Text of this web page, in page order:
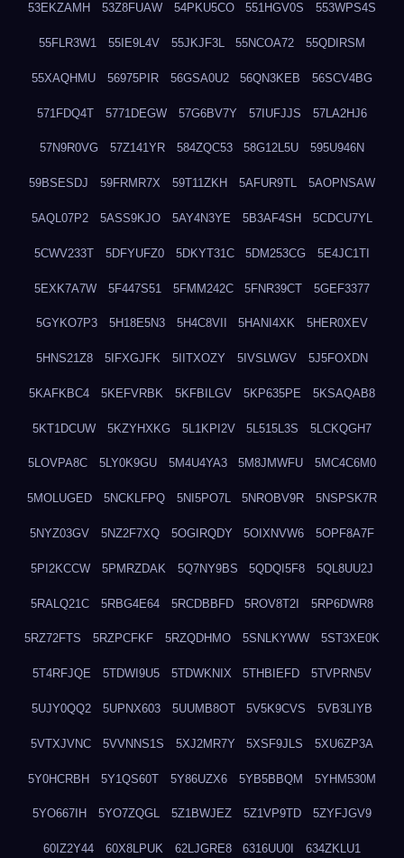
53EKZAMH 53Z8FUAW 54PKU5CO 551HGV0S 553WPS4S
55FLR3W1 55IE9L4V 55JKJF3L 55NCOA72 55QDIRSM
55XAQHMU 56975PIR 56GSA0U2 56QN3KEB 56SCV4BG
571FDQ4T 5771DEGW 57G6BV7Y 57IUFJJS 57LA2HJ6
57N9R0VG 57Z141YR 584ZQC53 58G12L5U 595U946N
59BSESDJ 59FRMR7X 59T11ZKH 5AFUR9TL 5AOPNSAW
5AQL07P2 5ASS9KJO 5AY4N3YE 5B3AF4SH 5CDCU7YL
5CWV233T 5DFYUFZ0 5DKYT31C 5DM253CG 5E4JC1TI
5EXK7A7W 5F447S51 5FMM242C 5FNR39CT 5GEF3377
5GYKO7P3 5H18E5N3 5H4C8VII 5HANI4XK 5HER0XEV
5HNS21Z8 5IFXGJFK 5IITXOZY 5IVSLWGV 5J5FOXDN
5KAFKBC4 5KEFVRBK 5KFBILGV 5KP635PE 5KSAQAB8
5KT1DCUW 5KZYHXKG 5L1KPI2V 5L515L3S 5LCKQGH7
5LOVPA8C 5LY0K9GU 5M4U4YA3 5M8JMWFU 5MC4C6M0
5MOLUGED 5NCKLFPQ 5NI5PO7L 5NROBV9R 5NSPSK7R
5NYZ03GV 5NZ2F7XQ 5OGIRQDY 5OIXNVW6 5OPF8A7F
5PI2KCCW 5PMRZDAK 5Q7NY9BS 5QDQI5F8 5QL8UU2J
5RALQ21C 5RBG4E64 5RCDBBFD 5ROV8T2I 5RP6DWR8
5RZ72FTS 5RZPCFKF 5RZQDHMO 5SNLKYWW 5ST3XE0K
5T4RFJQE 5TDWI9U5 5TDWKNIX 5THBIEFD 5TVPRN5V
5UJY0QQ2 5UPNX603 5UUMB8OT 5V5K9CVS 5VB3LIYB
5VTXJVNC 5VVNNS1S 5XJ2MR7Y 5XSF9JLS 5XU6ZP3A
5Y0HCRBH 5Y1QS60T 5Y86UZX6 5YB5BBQM 5YHM530M
5YO667IH 5YO7ZQGL 5Z1BWJEZ 5Z1VP9TD 5ZYFJGV9
60IZ2Y44 60X8LPUK 62LJGRE8 6316UU0I 634ZKLU1